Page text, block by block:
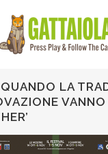
LA
VANNO